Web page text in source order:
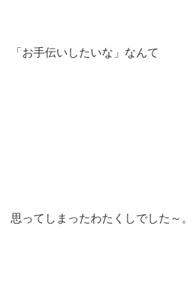
「お手伝いしたいな」なんて
思ってしまったわたくしでした～。